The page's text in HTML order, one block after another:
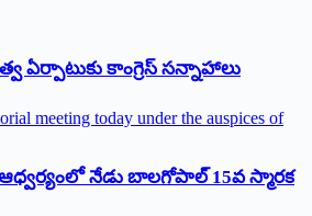
ఏర్పాటుకు కాంగ్రెస్‌ ‌సన్నాహాలు
నేడు బాలగోపాల్‌ 15వ స్మారక